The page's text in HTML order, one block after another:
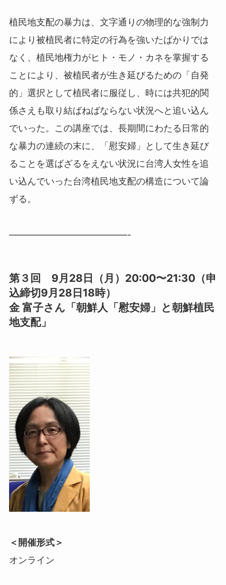
植民地支配の暴力は、文字通りの物理的な強制力
により被植民者に特定の行為を強いたばかりでは
なく、植民地権力がヒト・モノ・カネを掌握する
ことにより、被植民者が生き延びるための「自発
的」選択として植民者に服従し、時には共犯的関
係さえも取り結ばねばならない状況へと追い込ん
でいった。この講座では、長期間にわたる日常的
な暴力の連続の末に、「慰安婦」として生き延び
ることを選ばざるをえない状況に台湾人女性を追
い込んでいった台湾植民地支配の構造について論
ずる。
—————————————-
第３回 9月28日（月）20:00〜21:30（申
込締切9月28日18時）
金 富子さん「朝鮮人「慰安婦」と朝鮮植民
地支配」
＜開催形式＞
オンライン